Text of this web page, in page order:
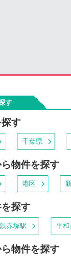
す
す
千葉県
物件を探す
港区
探す
赤塚駅 平和
物件を探す